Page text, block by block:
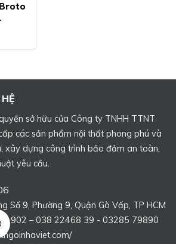
sở hữu của Công ty TNHH TTNT
các sản phẩm nội thất phong phú và
xây dựng công trình bảo đảm an toàn,
yêu cầu.
Số 9, Phường 9, Quận Gò Vấp, TP HCM
902 – 038 22468 39 - 03285 79890